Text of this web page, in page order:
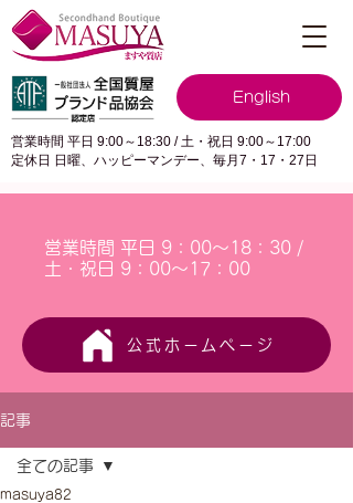
English
営業時間 平日 9:00～18:30 / 土・祝日 9:00～17:00
定休日 日曜、ハッピーマンデー、毎月7・17・27日
営業時間 平日 9：00～18：30 /
土・祝日 9：00～17：00
公式ホームページ
記事
全ての記事
masuya82